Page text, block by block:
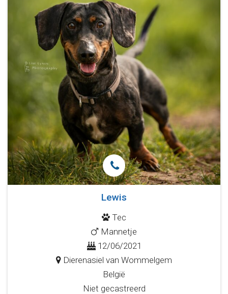
Lewis
Tec
Mannetje
12/06/2021
Dierenasiel van Wommelgem
België
Niet gecastreerd